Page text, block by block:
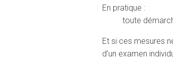
En pratique :
toute
Et si ces mesures
d’un examen